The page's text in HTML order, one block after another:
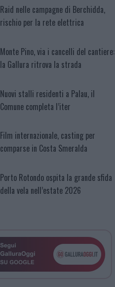
Raid nelle campagne di Berchidda,
rischio per la rete elettrica
Monte Pino, via i cancelli del cantiere:
la Gallura ritrova la strada
Nuovi stalli residenti a Palau, il
Comune completa l’iter
Film internazionale, casting per
comparse in Costa Smeralda
Porto Rotondo ospita la grande sfida
della vela nell’estate 2026